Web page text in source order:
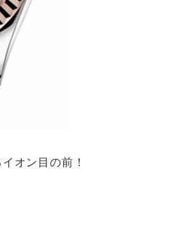
オン目の前！